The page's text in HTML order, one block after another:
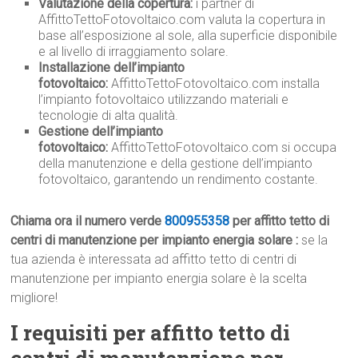
Valutazione della copertura: i partner di
AffittoTettoFotovoltaico.com valuta la copertura in
base all’esposizione al sole, alla superficie disponibile
e al livello di irraggiamento solare.
Installazione dell’impianto
fotovoltaico: AffittoTettoFotovoltaico.com installa
l’impianto fotovoltaico utilizzando materiali e
tecnologie di alta qualità.
Gestione dell’impianto
fotovoltaico: AffittoTettoFotovoltaico.com si occupa
della manutenzione e della gestione dell’impianto
fotovoltaico, garantendo un rendimento costante.
Chiama ora il numero verde800955358 per affitto tetto di
centri di manutenzione per impianto energia solare : se la
tua azienda è interessata ad affitto tetto di centri di
manutenzione per impianto energia solare è la scelta
migliore!
I requisiti per affitto tetto di